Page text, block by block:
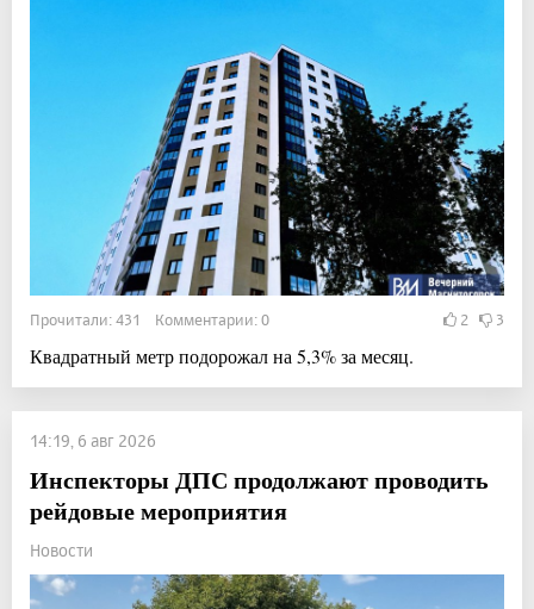
Прочитали: 431 Комментарии: 0 2 3
Квадратный метр подорожал на 5,3% за месяц.
14:19, 6 авг 2026
Инспекторы ДПС продолжают проводить
рейдовые мероприятия
Новости